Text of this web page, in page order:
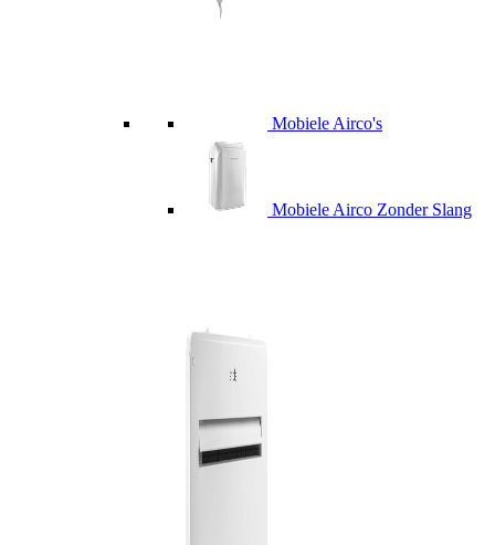
Mobiele Airco's
Mobiele Airco Zonder Slang